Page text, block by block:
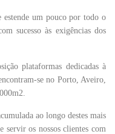
estende um pouco por todo o
sucesso às exigências dos
plataformas dedicadas à
se no Porto, Aveiro,
ao longo destes mais
servir os nossos clientes com